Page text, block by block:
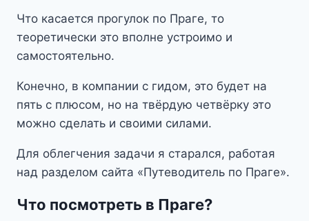
Что касается прогулок по Праге, то
теоретически это вполне устроимо и
самостоятельно.
Конечно, в компании с гидом, это будет на
пять с плюсом, но на твёрдую четвёрку это
можно сделать и своими силами.
Для облегчения задачи я старался, работая
над разделом сайта «Путеводитель по Праге».
Что посмотреть в Праге?